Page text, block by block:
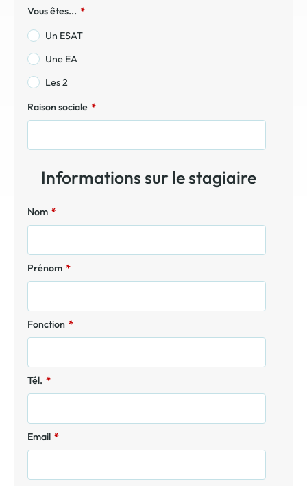
Vous êtes... *
Un ESAT
Une EA
Les 2
Raison sociale *
Informations sur le stagiaire
Nom *
Prénom *
Fonction *
Tél. *
Email *